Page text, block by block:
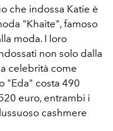
che indossa Katie è
"Khaite", famoso
moda. I loro
non solo dalla
celebrità come
"Eda" costa 490
euro, entrambi i
cashmere